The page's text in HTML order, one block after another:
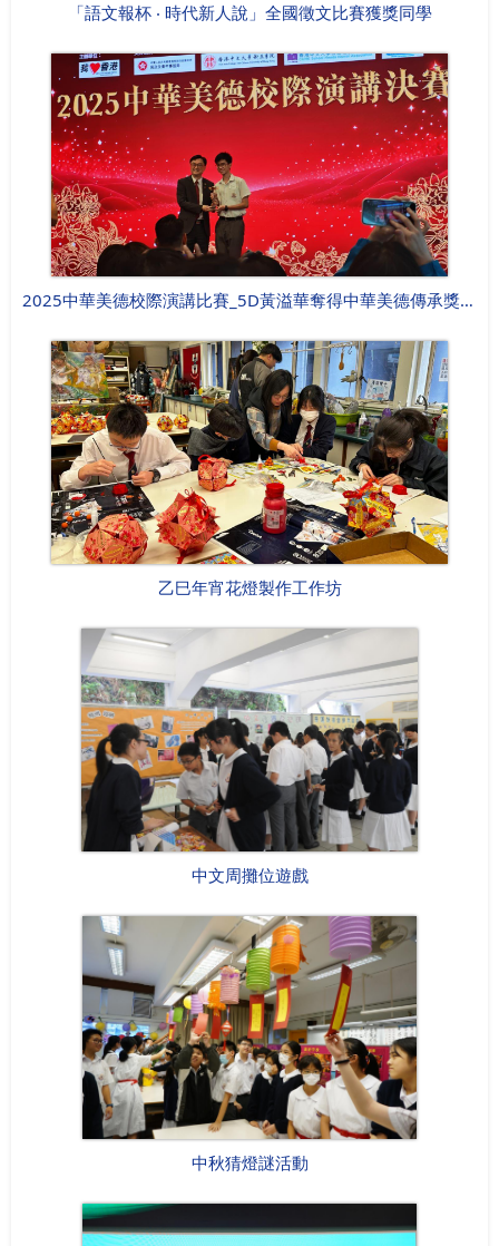
「語文報杯 ‧ 時代新人說」全國徵文比賽獲獎同學
2025中華美德校際演講比賽_5D黃溢華奪得中華美德傳承獎銅獎
乙巳年宵花燈製作工作坊
中文周攤位遊戲
中秋猜燈謎活動